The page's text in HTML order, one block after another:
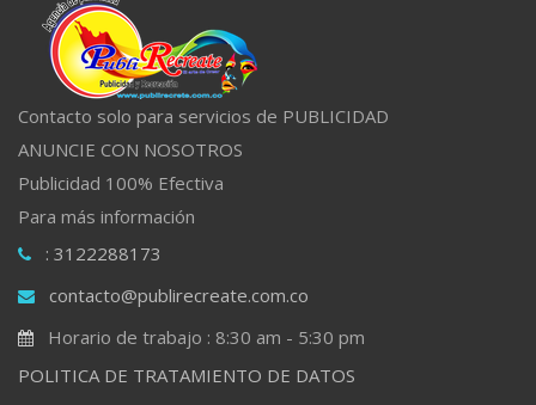
Contacto solo para servicios de PUBLICIDAD
ANUNCIE CON NOSOTROS
Publicidad 100% Efectiva
Para más información
: 3122288173
contacto@publirecreate.com.co
Horario de trabajo : 8:30 am - 5:30 pm
POLITICA DE TRATAMIENTO DE DATOS